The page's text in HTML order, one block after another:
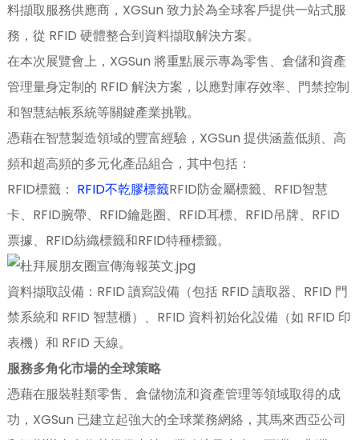
料擷取服務供應商，XGSun 致力於為全球客戶提供一站式服
務，從 RFID 硬體整合到資料擷取解決方案。
在本次展覽會上，XGSun 將重點展示專為零售、倉儲和資產
管理量身定制的 RFID 解決方案，以應對庫存效率、門禁控制
和智慧結帳系統等關鍵產業挑戰。
憑藉在智慧製造領域的豐富經驗，XGSun 提供涵蓋低頻、高
頻和超高頻的多元化產品組合，其中包括：
RFID標籤： RFID不乾膠標籤RFID防金屬標籤、RFID智慧
卡、RFID腕帶、RFID鑰匙圈、RFID耳標、RFID吊牌、RFID
票據、RFID紡織標籤和RFID特種標籤。
資料擷取設備：RFID 讀寫設備（包括 RFID 讀取器、RFID 門
禁系統和 RFID 智慧櫃）、RFID 資料初始化設備（如 RFID 印
表機）和 RFID 天線。
服務多角化市場的全球策略
憑藉在服裝鞋類零售、倉儲物流和資產管理等領域取得的成
功，XGSun 已建立起強大的全球業務網絡，其馬來西亞公司